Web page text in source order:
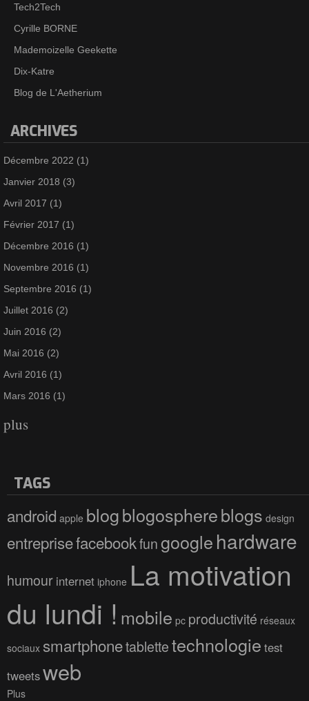
Tech2Tech
Cyrille BORNE
Mademoizelle Geekette
Dix-Katre
Blog de L'Aetherium
ARCHIVES
Décembre 2022 (1)
Janvier 2018 (3)
Avril 2017 (1)
Février 2017 (1)
Décembre 2016 (1)
Novembre 2016 (1)
Septembre 2016 (1)
Juillet 2016 (2)
Juin 2016 (2)
Mai 2016 (2)
Avril 2016 (1)
Mars 2016 (1)
plus
TAGS
android apple blogblogosphereblogs design
entreprisefacebookfungooglehardware
humour internet iphone La motivation
du lundi ! mobile pc productivité réseaux
sociaux smartphonetablettetechnologie test
tweetsweb
Plus